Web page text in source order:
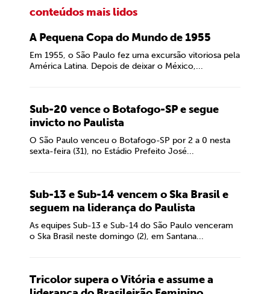
conteúdos mais lidos
A Pequena Copa do Mundo de 1955
Em 1955, o São Paulo fez uma excursão vitoriosa pela
América Latina. Depois de deixar o México,...
Sub-20 vence o Botafogo-SP e segue
invicto no Paulista
O São Paulo venceu o Botafogo-SP por 2 a 0 nesta
sexta-feira (31), no Estádio Prefeito José...
Sub-13 e Sub-14 vencem o Ska Brasil e
seguem na liderança do Paulista
As equipes Sub-13 e Sub-14 do São Paulo venceram
o Ska Brasil neste domingo (2), em Santana...
Tricolor supera o Vitória e assume a